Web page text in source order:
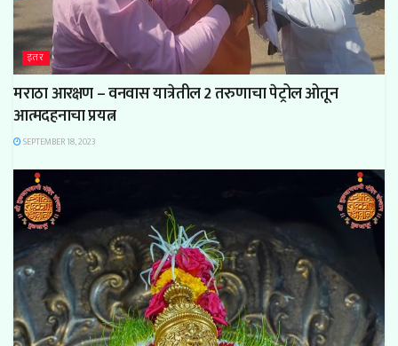
इतर
मराठा आरक्षण – वनवास यात्रेतील 2 तरुणाचा पेट्रोल ओतून
आत्मदहनाचा प्रयत्न
SEPTEMBER 18, 2023